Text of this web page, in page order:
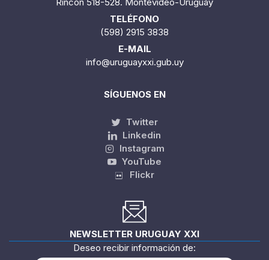
TELÉFONO
(598) 2915 3838
E-MAIL
info@uruguayxxi.gub.uy
SÍGUENOS EN
Twitter
Linkedin
Instagram
YouTube
Flickr
NEWSLETTER URUGUAY XXI
Deseo recibir información de: